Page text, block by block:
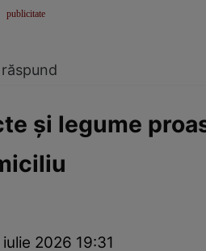
şi legume
2026 19:31